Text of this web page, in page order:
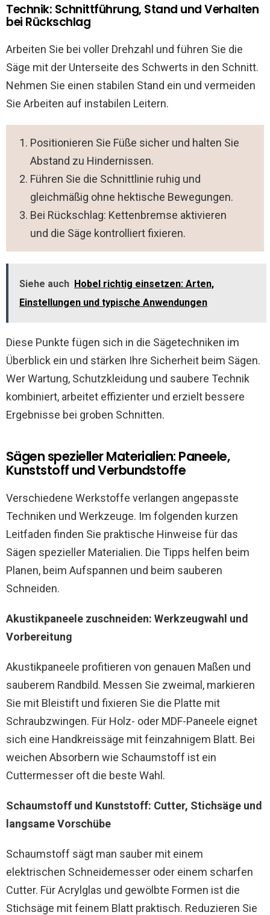
Technik: Schnittführung, Stand und Verhalten
bei Rückschlag
Arbeiten Sie bei voller Drehzahl und führen Sie die
Säge mit der Unterseite des Schwerts in den Schnitt.
Nehmen Sie einen stabilen Stand ein und vermeiden
Sie Arbeiten auf instabilen Leitern.
Positionieren Sie Füße sicher und halten Sie
Abstand zu Hindernissen.
Führen Sie die Schnittlinie ruhig und
gleichmäßig ohne hektische Bewegungen.
Bei Rückschlag: Kettenbremse aktivieren
und die Säge kontrolliert fixieren.
Siehe auch Hobel richtig einsetzen: Arten,
Einstellungen und typische Anwendungen
Diese Punkte fügen sich in die Sägetechniken im
Überblick ein und stärken Ihre Sicherheit beim Sägen.
Wer Wartung, Schutzkleidung und saubere Technik
kombiniert, arbeitet effizienter und erzielt bessere
Ergebnisse bei groben Schnitten.
Sägen spezieller Materialien: Paneele,
Kunststoff und Verbundstoffe
Verschiedene Werkstoffe verlangen angepasste
Techniken und Werkzeuge. Im folgenden kurzen
Leitfaden finden Sie praktische Hinweise für das
Sägen spezieller Materialien. Die Tipps helfen beim
Planen, beim Aufspannen und beim sauberen
Schneiden.
Akustikpaneele zuschneiden: Werkzeugwahl und
Vorbereitung
Akustikpaneele profitieren von genauen Maßen und
sauberem Randbild. Messen Sie zweimal, markieren
Sie mit Bleistift und fixieren Sie die Platte mit
Schraubzwingen. Für Holz- oder MDF-Paneele eignet
sich eine Handkreissäge mit feinzahnigem Blatt. Bei
weichen Absorbern wie Schaumstoff ist ein
Cuttermesser oft die beste Wahl.
Schaumstoff und Kunststoff: Cutter, Stichsäge und
langsame Vorschübe
Schaumstoff sägt man sauber mit einem
elektrischen Schneidemesser oder einem scharfen
Cutter. Für Acrylglas und gewölbte Formen ist die
Stichsäge mit feinem Blatt praktisch. Reduzieren Sie